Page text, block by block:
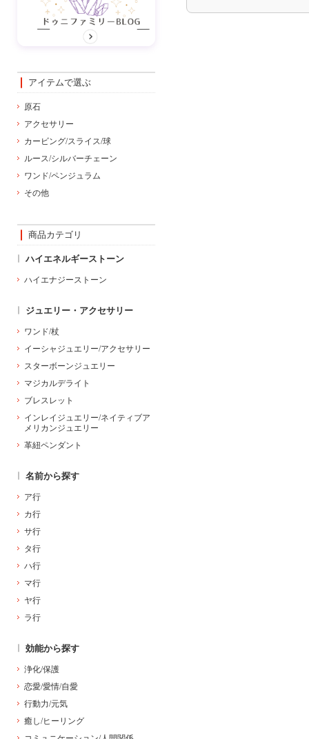
アイテムで選ぶ
原石
アクセサリー
カービング/スライス/球
ルース/シルバーチェーン
ワンド/ペンジュラム
その他
商品カテゴリ
ハイエネルギーストーン
ハイエナジーストーン
ジュエリー・アクセサリー
ワンド/杖
イーシャジュエリー/アクセサリー
スターボーンジュエリー
マジカルデライト
ブレスレット
インレイジュエリー/ネイティブア
メリカンジュエリー
革紐ペンダント
名前から探す
ア行
カ行
サ行
タ行
ハ行
マ行
ヤ行
ラ行
効能から探す
浄化/保護
恋愛/愛情/自愛
行動力/元気
癒し/ヒーリング